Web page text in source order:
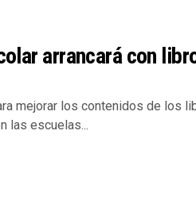
arrancará con
mejorar los contenidos de los
las escuelas...